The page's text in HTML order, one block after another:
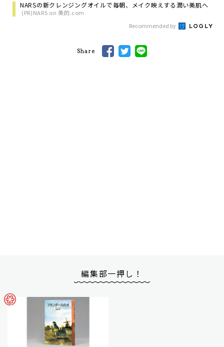
NARSの新クレンジングオイルで毎朝、メイク映えする潤い美肌へ
(PR)NARS on 美的.com
Recommended by
Share
編集部一押し！